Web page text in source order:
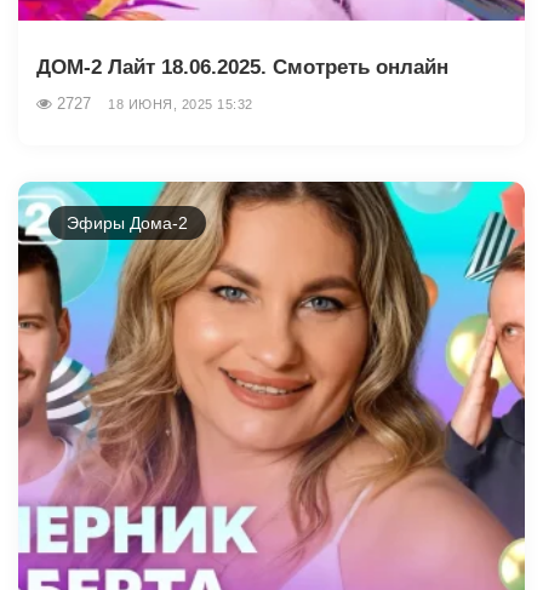
ДОМ-2 Лайт 18.06.2025. Смотреть онлайн
2727 18 ИЮНЯ, 2025 15:32
Эфиры Дома-2